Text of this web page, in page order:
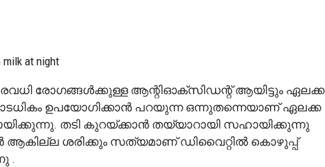
milk at night
രോഗങ്ങൾക്കുള്ള ആന്റിഓക്സിഡന്റ് ആയിട്ടും ഏലക്ക
ഉപയോഗിക്കാൻ പറയുന്ന ഒന്നുതന്നെയാണ് ഏലക്ക
തടി കുറയ്ക്കാൻ തയ്യാറായി സഹായിക്കുന്നു
ആകില്ല ശരിക്കും സത്യമാണ് ഡിവൈറ്റിൽ കൊഴുപ്പ്
.